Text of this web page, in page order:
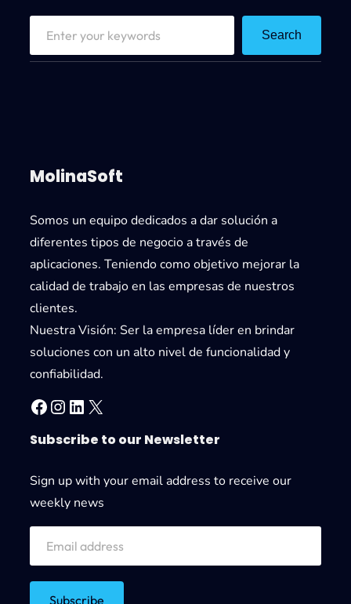
Search
MolinaSoft
Somos un equipo dedicados a dar solución a
diferentes tipos de negocio a través de
aplicaciones. Teniendo como objetivo mejorar la
calidad de trabajo en las empresas de nuestros
clientes.
Nuestra Visión: Ser la empresa líder en brindar
soluciones con un alto nivel de funcionalidad y
confiabilidad.
Facebook Instagram LinkedIn X
Subscribe to our Newsletter
Sign up with your email address to receive our
weekly news